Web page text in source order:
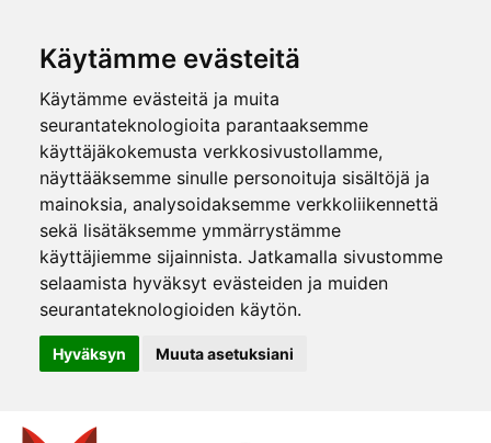
Käytämme evästeitä
Käytämme evästeitä ja muita
seurantateknologioita parantaaksemme
käyttäjäkokemusta verkkosivustollamme,
näyttääksemme sinulle personoituja sisältöjä ja
mainoksia, analysoidaksemme verkkoliikennettä
sekä lisätäksemme ymmärrystämme
käyttäjiemme sijainnista. Jatkamalla sivustomme
selaamista hyväksyt evästeiden ja muiden
seurantateknologioiden käytön.
Hyväksyn Muuta asetuksiani